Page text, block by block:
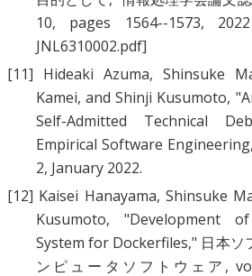
10, pages 1564--1573,
JNL6310002.pdf]
[11] Hideaki Azuma, Shinsuke
Kamei, andShinji Kusumoto, "
Self-Admitted Technical
Empirical Software
2, January 2022.
[12] Kaisei Hanayama,Shinsuke
Kusumoto, "Development
System for Dockerfiles," 日本ソ
ンピュータソフトウェア,